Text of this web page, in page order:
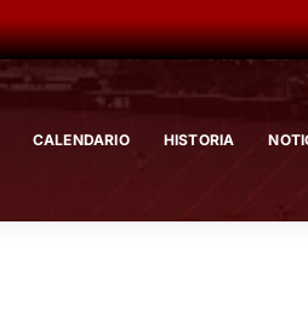
CALENDARIO HISTORIA